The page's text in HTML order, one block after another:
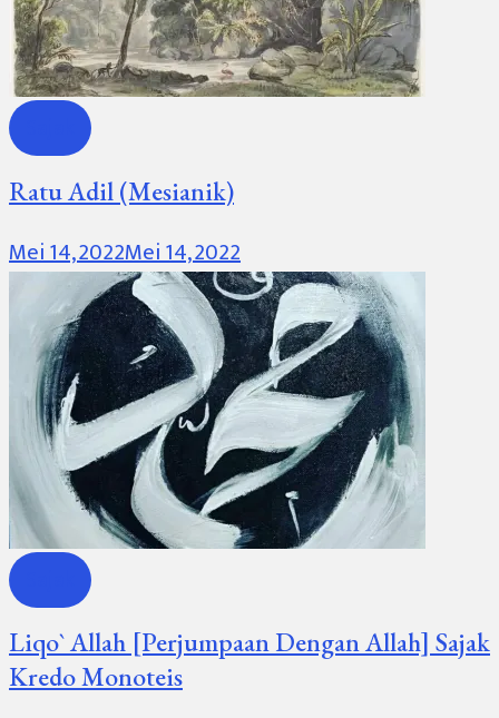
Ratu Adil (Mesianik)
Mei 14, 2022Mei 14, 2022
Liqo` Allah [Perjumpaan Dengan Allah] Sajak
Kredo Monoteis